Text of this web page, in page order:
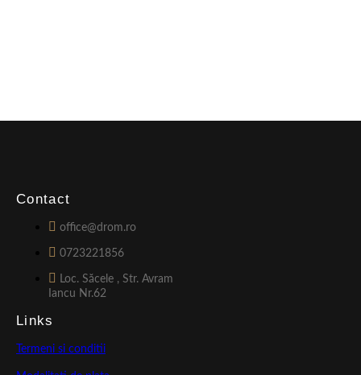
Contact
office@drom.ro
0723221856
Loc. Săcele , Str. Avram
Iancu Nr.62
Links
Termeni si conditii